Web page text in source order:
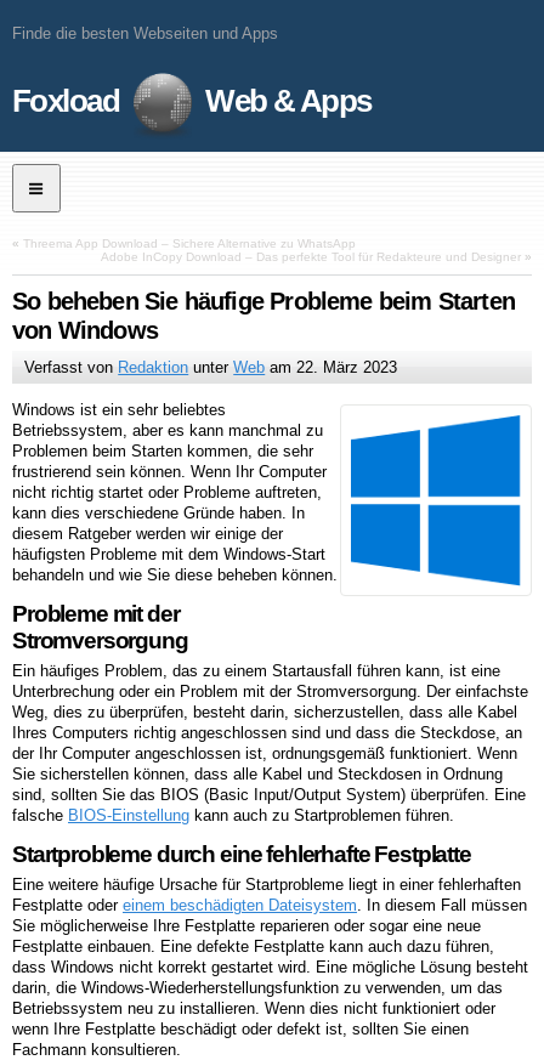
Finde die besten Webseiten und Apps
Foxload Web & Apps
« Threema App Download – Sichere Alternative zu WhatsApp
Adobe InCopy Download – Das perfekte Tool für Redakteure und Designer »
So beheben Sie häufige Probleme beim Starten
von Windows
Verfasst von Redaktion unterWeb am22. März 2023
Windows ist ein sehr beliebtes
Betriebssystem, aber es kann manchmal zu
Problemen beim Starten kommen, die sehr
frustrierend sein können. Wenn Ihr Computer
nicht richtig startet oder Probleme auftreten,
kann dies verschiedene Gründe haben. In
diesem Ratgeber werden wir einige der
häufigsten Probleme mit dem Windows-Start
behandeln und wie Sie diese beheben können.
Probleme mit der
Stromversorgung
Ein häufiges Problem, das zu einem Startausfall führen kann, ist eine
Unterbrechung oder ein Problem mit der Stromversorgung. Der einfachste
Weg, dies zu überprüfen, besteht darin, sicherzustellen, dass alle Kabel
Ihres Computers richtig angeschlossen sind und dass die Steckdose, an
der Ihr Computer angeschlossen ist, ordnungsgemäß funktioniert. Wenn
Sie sicherstellen können, dass alle Kabel und Steckdosen in Ordnung
sind, sollten Sie das BIOS (Basic Input/Output System) überprüfen. Eine
falsche BIOS-Einstellung kann auch zu Startproblemen führen.
Startprobleme durch eine fehlerhafte Festplatte
Eine weitere häufige Ursache für Startprobleme liegt in einer fehlerhaften
Festplatte oder einem beschädigten Dateisystem . In diesem Fall müssen
Sie möglicherweise Ihre Festplatte reparieren oder sogar eine neue
Festplatte einbauen. Eine defekte Festplatte kann auch dazu führen,
dass Windows nicht korrekt gestartet wird. Eine mögliche Lösung besteht
darin, die Windows-Wiederherstellungsfunktion zu verwenden, um das
Betriebssystem neu zu installieren. Wenn dies nicht funktioniert oder
wenn Ihre Festplatte beschädigt oder defekt ist, sollten Sie einen
Fachmann konsultieren.